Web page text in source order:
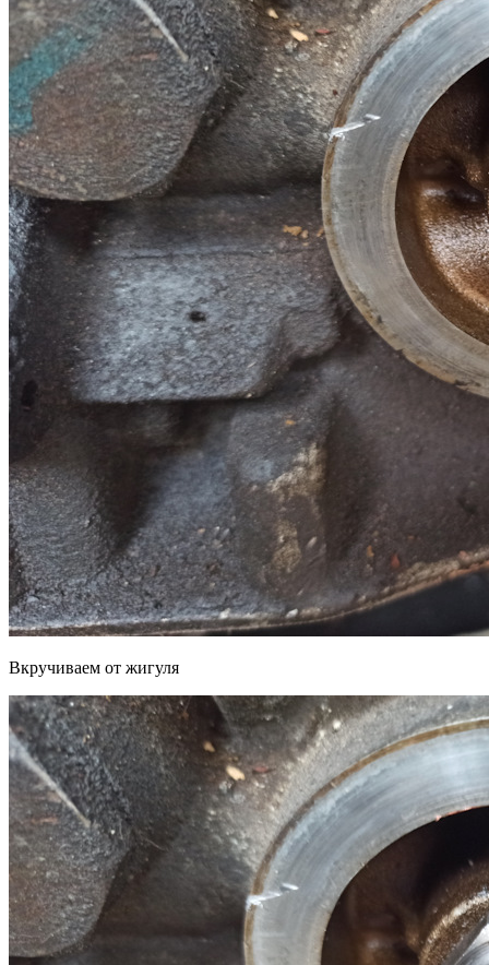
Вкручиваем от жигуля